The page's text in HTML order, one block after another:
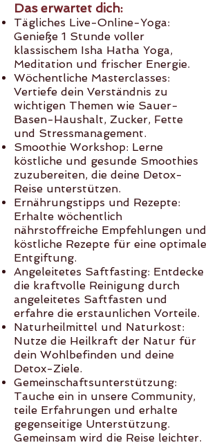
Das erwartet dich:
Tägliches Live-Online-Yoga:
Genieße 1 Stunde voller
klassischem Isha Hatha Yoga,
Meditation und frischer Energie.
Wöchentliche Masterclasses:
Vertiefe dein Verständnis zu
wichtigen Themen wie Sauer-
Basen-Haushalt, Zucker, Fette
und Stressmanagement.
Smoothie Workshop: Lerne
köstliche und gesunde Smoothies
zuzubereiten, die deine Detox-
Reise unterstützen.
Ernährungstipps und Rezepte:
Erhalte wöchentlich
nährstoffreiche Empfehlungen und
köstliche Rezepte für eine optimale
Entgiftung.
Angeleitetes Saftfasting: Entdecke
die kraftvolle Reinigung durch
angeleitetes Saftfasten und
erfahre die erstaunlichen Vorteile.
Naturheilmittel und Naturkost:
Nutze die Heilkraft der Natur für
dein Wohlbefinden und deine
Detox-Ziele.
Gemeinschaftsunterstützung:
Tauche ein in unsere Community,
teile Erfahrungen und erhalte
gegenseitige Unterstützung.
Gemeinsam wird die Reise leichter.